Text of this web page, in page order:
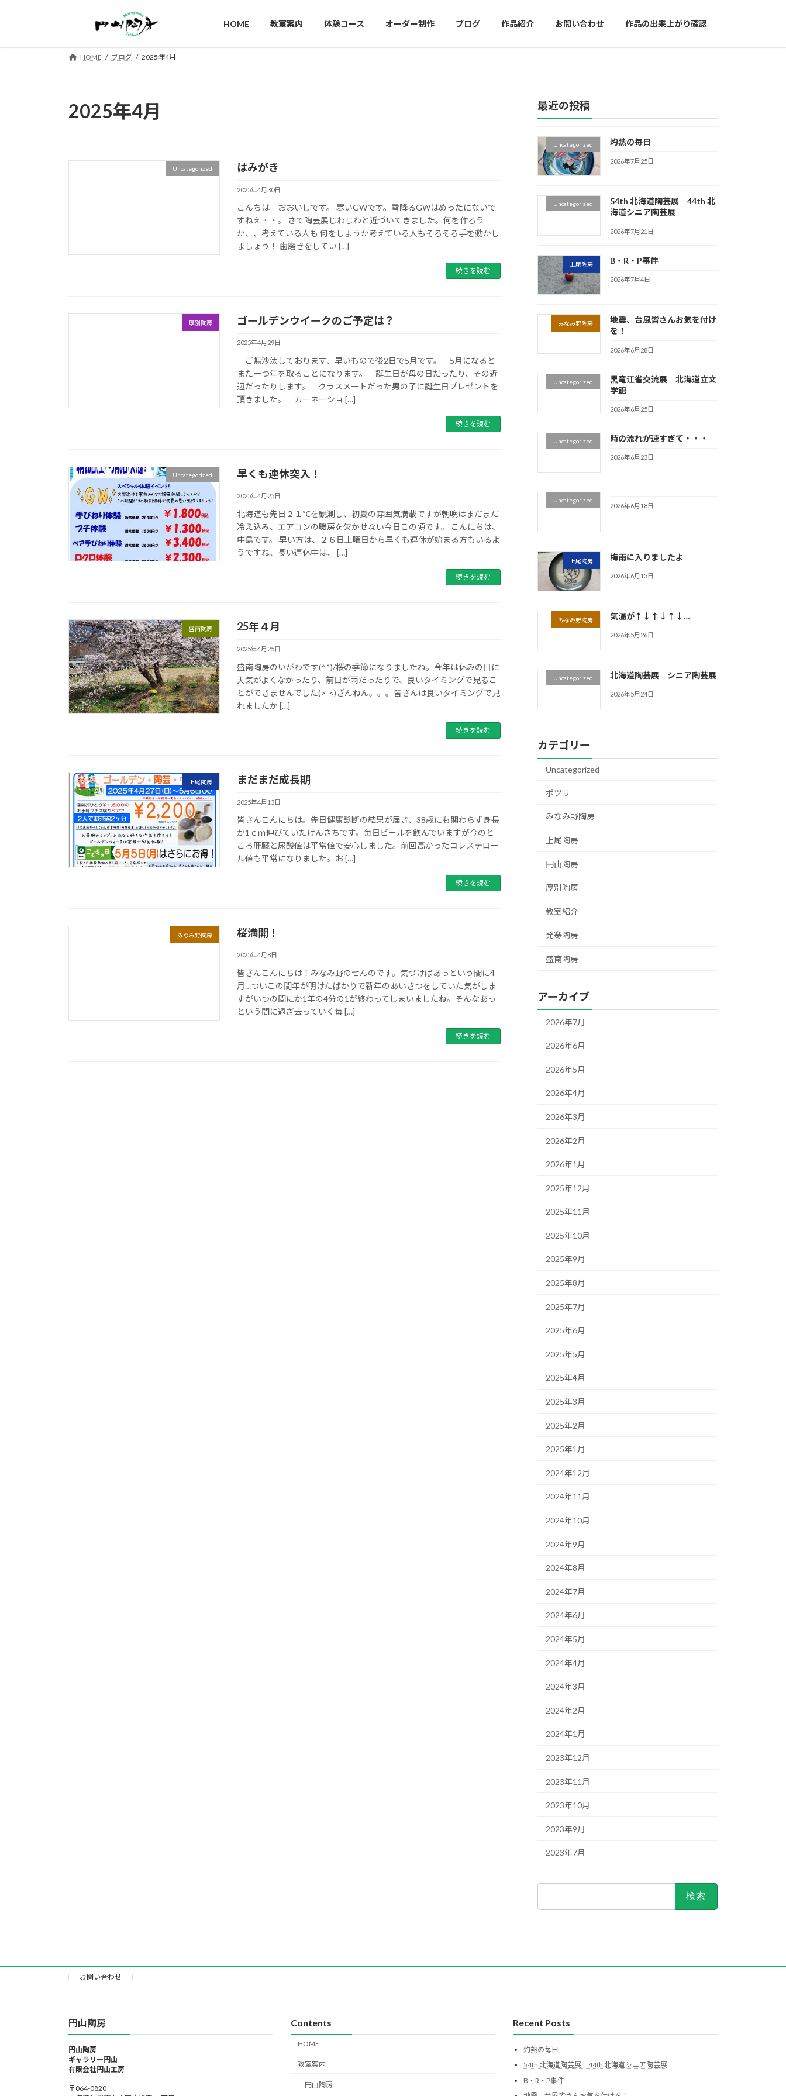
HOME 教室案内 体験コース オーダー制作 ブログ 作品紹介 お問い合わせ 作品の出来上がり確認
HOME ブログ 2025年4月
2025年4月
Uncategorized はみがき
2025年4月30日
こんちは おおいしです。 寒いGWです。雪降るGWはめったにないで
すねえ・・。 さて陶芸展じわじわと近づいてきました。何を作ろう
か、、考えている人も 何をしようか考えている人もそろそろ手を動かし
ましょう！ 歯磨きをしてい […]
続きを読む
厚別陶房 ゴールデンウイークのご予定は？
2025年4月29日
ご無沙汰しております、早いもので後2日で5月です。 5月になると
また一つ年を取ることになります。 誕生日が母の日だったり、その近
辺だったりします。 クラスメートだった男の子に誕生日プレゼントを
頂きました。 カーネーショ […]
続きを読む
Uncategorized 早くも連休突入！
2025年4月25日
北海道も先日２１℃を観測し、初夏の雰囲気満載ですが朝晩はまだまだ
冷え込み、エアコンの暖房を欠かせない今日この頃です。 こんにちは、
中島です。 早い方は、２６日土曜日から早くも連休が始まる方もいるよ
うですね、長い連休中は、 […]
続きを読む
盛南陶房 25年４月
2025年4月25日
盛南陶房のいがわです(^^)/桜の季節になりましたね。今年は休みの日に
天気がよくなかったり、前日が雨だったりで、良いタイミングで見るこ
とができませんでした(>_<)ざんねん。。。皆さんは良いタイミングで見
れましたか […]
続きを読む
上尾陶房 まだまだ成長期
2025年4月13日
皆さんこんにちは。先日健康診断の結果が届き、38歳にも関わらず身長
が1ｃｍ伸びていたけんきちです。毎日ビールを飲んでいますが今のと
ころ肝臓と尿酸値は平常値で安心しました。前回高かったコレステロー
ル値も平常になりました。お […]
続きを読む
みなみ野陶房 桜満開！
2025年4月8日
皆さんこんにちは！みなみ野のせんのです。気づけばあっという間に4
月…ついこの間年が明けたばかりで新年のあいさつをしていた気がしま
すがいつの間にか1年の4分の1が終わってしまいましたね。そんなあっ
という間に過ぎ去っていく毎 […]
続きを読む
最近の投稿
Uncategorized 灼熱の毎日
2026年7月25日
Uncategorized
54th 北海道陶芸展 44th 北
海道シニア陶芸展
2026年7月21日
上尾陶房 B・R・P事件
2026年7月4日
みなみ野陶房
地震、台風皆さんお気を付け
を！
2026年6月28日
Uncategorized
黒竜江省交流展 北海道立文
学館
2026年6月25日
Uncategorized 時の流れが速すぎて・・・
2026年6月23日
Uncategorized
2026年6月18日
上尾陶房 梅雨に入りましたよ
2026年6月13日
みなみ野陶房 気温が↑↓↑↓↑↓…
2026年5月26日
Uncategorized 北海道陶芸展 シニア陶芸展
2026年5月24日
カテゴリー
Uncategorized
ポツリ
みなみ野陶房
上尾陶房
円山陶房
厚別陶房
教室紹介
発寒陶房
盛南陶房
アーカイブ
2026年7月
2026年6月
2026年5月
2026年4月
2026年3月
2026年2月
2026年1月
2025年12月
2025年11月
2025年10月
2025年9月
2025年8月
2025年7月
2025年6月
2025年5月
2025年4月
2025年3月
2025年2月
2025年1月
2024年12月
2024年11月
2024年10月
2024年9月
2024年8月
2024年7月
2024年6月
2024年5月
2024年4月
2024年3月
2024年2月
2024年1月
2023年12月
2023年11月
2023年10月
2023年9月
2023年7月
お問い合わせ
円山陶房
円山陶房
ギャラリー円山
有限会社円山工房
〒064-0820
Contents
HOME
教室案内
円山陶房
Recent Posts
灼熱の毎日
54th 北海道陶芸展 44th 北海道シニア陶芸展
B・R・P事件